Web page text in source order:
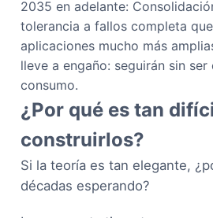
2035 en adelante:
tolerancia a fallos completa
aplicaciones mucho más
lleve a engaño: seguirán sin
consumo.
¿Por qué es tan
construirlos?
Si la teoría es tan elegante,
décadas esperando?